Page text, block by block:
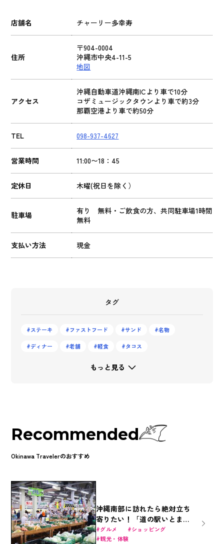
店舗名 チャーリー多幸寿
住所
〒904-0004
沖縄市中央4-11-5
地図
アクセス
沖縄自動車道沖縄南ICより車で10分
コザミュージックタウンより車で約3分
那覇空港より車で約50分
TEL 098-937-4627
営業時間 11:00〜18：45
定休日 木曜(祝日を除く）
駐車場
有り 無料・ご飲食の方、共同駐車場1時間
無料
支払い方法 現金
タグ
ステーキ ファストフード サンド 名物
ディナー 老舗 軽食 タコス
もっと見る
Recommended
Okinawa Travelerのおすすめ
沖縄南部に訪れたら絶対立ち
寄りたい！「道の駅いとま
ん」が人気の理由とは？
グルメ
ショッピング
観光・体験